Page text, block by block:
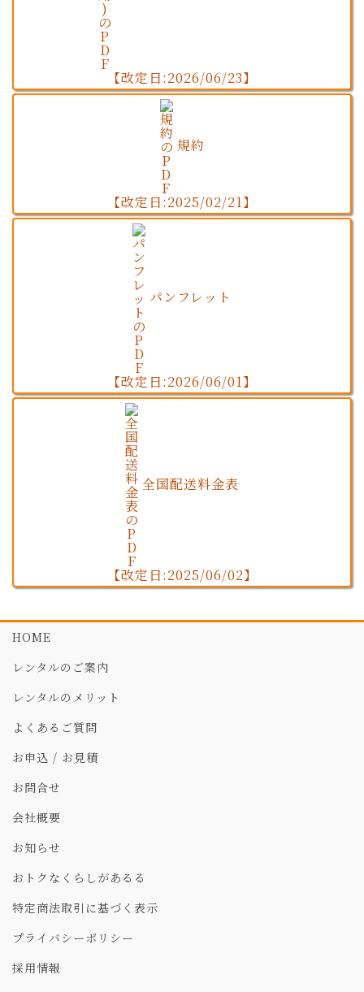
【改定日:2026/06/23】
規約
【改定日:2025/02/21】
パンフレット
【改定日:2026/06/01】
全国配送料金表
【改定日:2025/06/02】
HOME
レンタルのご案内
レンタルのメリット
よくあるご質問
お申込 / お見積
お問合せ
会社概要
お知らせ
おトクなくらしがあるる
特定商法取引に基づく表示
プライバシーポリシー
採用情報